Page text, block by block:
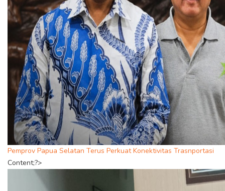
Pemprov Papua Selatan Terus Perkuat Konektivitas Trasnportasi
Content;?>